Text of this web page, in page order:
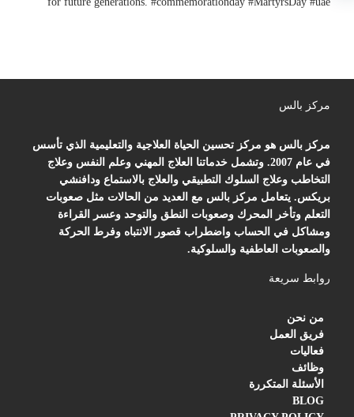
مركز بالس
مركز بالس هو مركز تحسين الحياة العلاجية والتعليمية الذي تأسس
في عام 2007. وتشمل خدماتنا العلاج المهني وعلم النفس وعلاج
التخاطب وعلاج السلوك التطبيقي والعلاج بالاستماع ودافنشي
بريكس. يتعامل مركز بالس مع العديد من الحالات مثل صعوبات
التعلم وتأخر المحرك وصعوبات النطق والتوحد وعسر القراءة
ومشاكل في الحساب واضطراب قصور الانتباه وفرط الحركة
والصعوبات العاطفية والسلوكية.
روابط سريعة
من نحن
فريق العمل
فعاليات
وظائف
الأسئلة المتكررة
BLOG